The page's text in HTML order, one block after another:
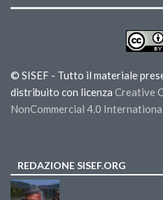
© SISEF - Tutto il materiale
distribuito con licenza Creative
NonCommercial 4.0
REDAZIONE SISEF.ORG